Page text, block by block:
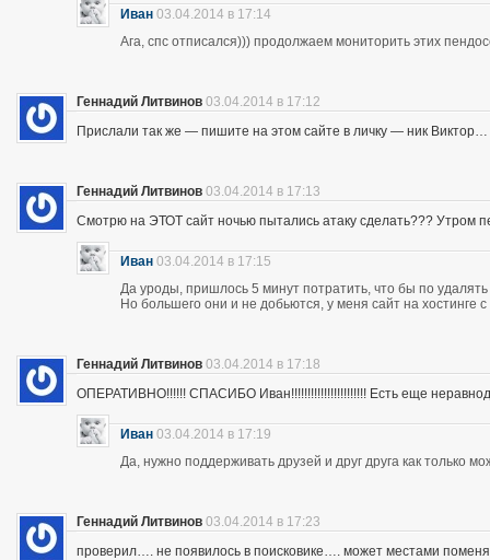
Иван 03.04.2014 в 17:14
Ага, спс отписался))) продолжаем мониторить этих
Геннадий Литвинов 03.04.2014 в 17:12
Прислали так же — пишите на этом сайте в личку — ник Виктор…
Геннадий Литвинов 03.04.2014 в 17:13
Смотрю на ЭТОТ сайт ночью пытались атаку сделать??? Утром
Иван 03.04.2014 в 17:15
Да уроды, пришлось 5 минут потратить, что бы по
Но большего они и не добьются, у меня сайт на хостинге
Геннадий Литвинов 03.04.2014 в 17:18
ОПЕРАТИВНО!!!!!! СПАСИБО Иван!!!!!!!!!!!!!!!!!!!!!!! Есть еще
Иван 03.04.2014 в 17:19
Да, нужно поддерживать друзей и друг друга как только
Геннадий Литвинов 03.04.2014 в 17:23
проверил…. не появилось в поисковике…. может местами